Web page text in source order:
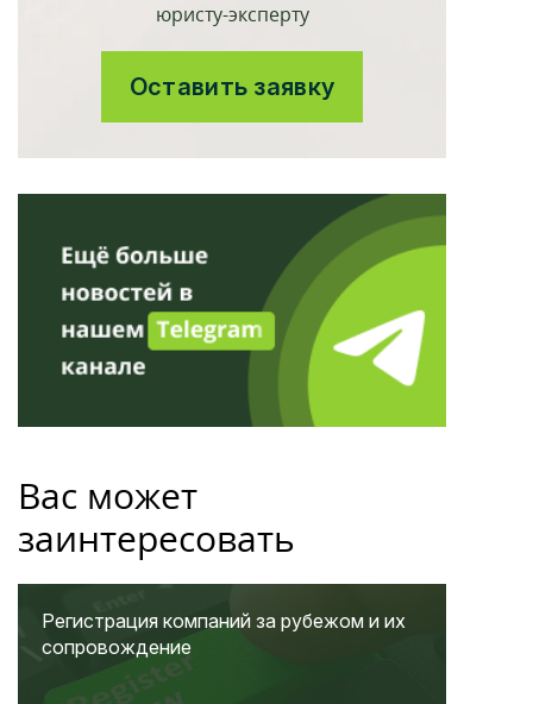
юристу-эксперту
Оставить заявку
Вас может
заинтересовать
Регистрация компаний за рубежом и их
сопровождение